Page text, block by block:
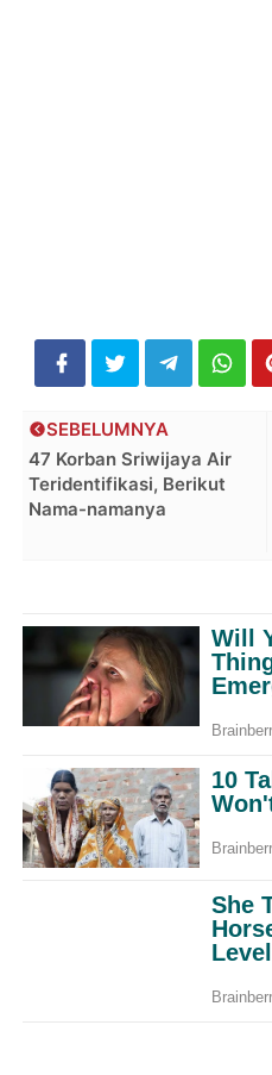
SEBELUMNYA
47 Korban Sriwijaya Air
Teridentifikasi, Berikut
Nama-namanya